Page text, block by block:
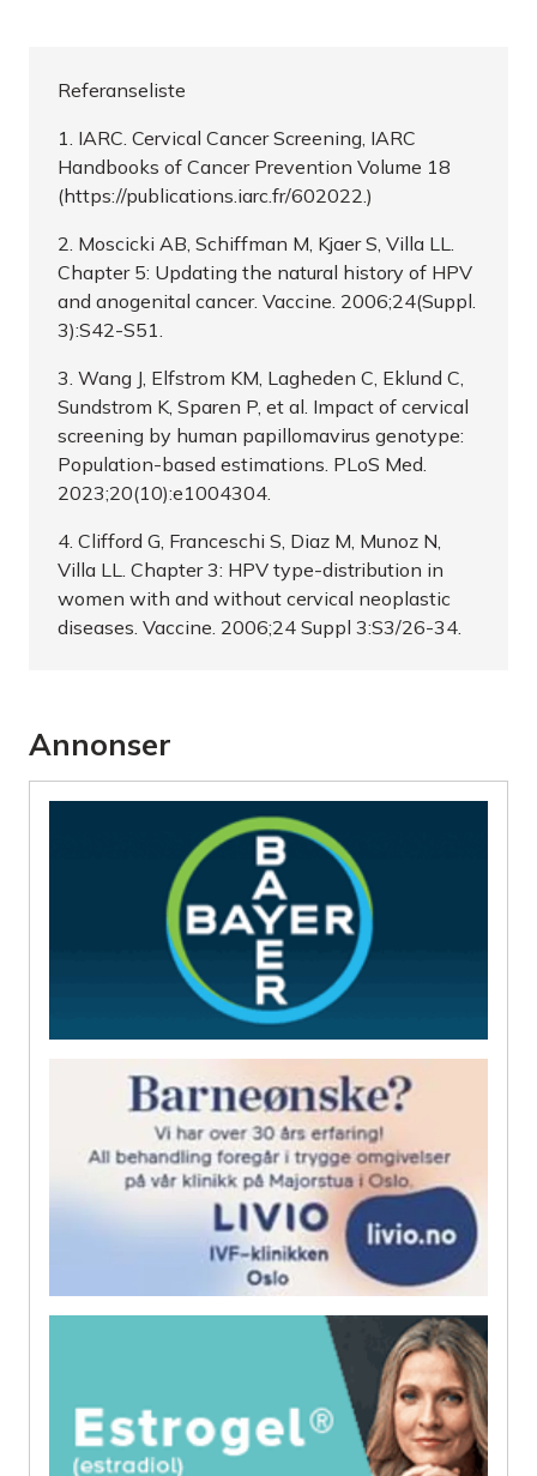
Referanseliste
1. IARC. Cervical Cancer Screening, IARC
Handbooks of Cancer Prevention Volume 18
(https://publications.iarc.fr/602022.)
2. Moscicki AB, Schiffman M, Kjaer S, Villa LL.
Chapter 5: Updating the natural history of HPV
and anogenital cancer. Vaccine. 2006;24(Suppl.
3):S42-S51.
3. Wang J, Elfstrom KM, Lagheden C, Eklund C,
Sundstrom K, Sparen P, et al. Impact of cervical
screening by human papillomavirus genotype:
Population-based estimations. PLoS Med.
2023;20(10):e1004304.
4. Clifford G, Franceschi S, Diaz M, Munoz N,
Villa LL. Chapter 3: HPV type-distribution in
women with and without cervical neoplastic
diseases. Vaccine. 2006;24 Suppl 3:S3/26-34.
Annonser